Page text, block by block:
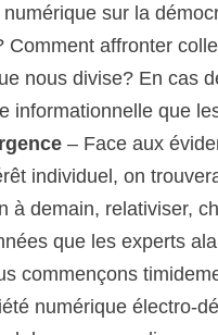
sur la
Comment affronter
nous divise? En cas
informationnelle que
– Face aux
individuel, on
à demain, relativiser,
que les experts
commençons
numérique électro-